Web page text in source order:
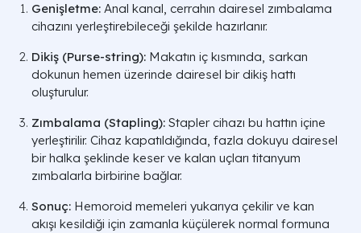
Genişletme: Anal kanal, cerrahın dairesel zımbalama
cihazını yerleştirebileceği şekilde hazırlanır.
Dikiş (Purse-string): Makatın iç kısmında, sarkan
dokunun hemen üzerinde dairesel bir dikiş hattı
oluşturulur.
Zımbalama (Stapling): Stapler cihazı bu hattın içine
yerleştirilir. Cihaz kapatıldığında, fazla dokuyu dairesel
bir halka şeklinde keser ve kalan uçları titanyum
zımbalarla birbirine bağlar.
Sonuç: Hemoroid memeleri yukarıya çekilir ve kan
akışı kesildiği için zamanla küçülerek normal formuna